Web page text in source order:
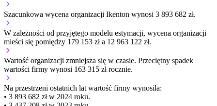
Szacunkowa wycena organizacji Ikenton wynosi 3 893 682 zł.
W zależności od przyjętego modelu estymacji, wycena organizacji
mieści się pomiędzy 179 153 zł a 12 963 122 zł.
Wartość organizacji zmniejsza się w czasie. Przeciętny spadek
wartości firmy wynosi 163 315 zł rocznie.
Na przestrzeni ostatnich lat wartość firmy wynosiła:
• 3 893 682 zł w 2024 roku.